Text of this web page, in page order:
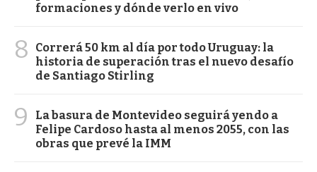
formaciones y dónde verlo en vivo
8
Correrá 50 km al día por todo Uruguay: la
historia de superación tras el nuevo desafío
de Santiago Stirling
9
La basura de Montevideo seguirá yendo a
Felipe Cardoso hasta al menos 2055, con las
obras que prevé la IMM